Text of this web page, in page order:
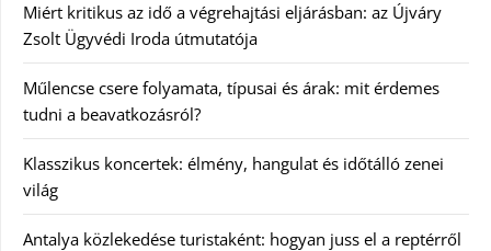
Miért kritikus az idő a végrehajtási eljárásban: az Újváry
Zsolt Ügyvédi Iroda útmutatója
Műlencse csere folyamata, típusai és árak: mit érdemes
tudni a beavatkozásról?
Klasszikus koncertek: élmény, hangulat és időtálló zenei
világ
Antalya közlekedése turistaként: hogyan juss el a reptérről